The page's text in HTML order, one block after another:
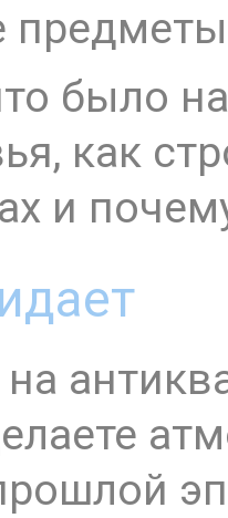
было
как
и